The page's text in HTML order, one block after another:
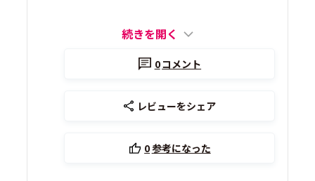
続きを開く
0コメント
レビューをシェア
0参考になった